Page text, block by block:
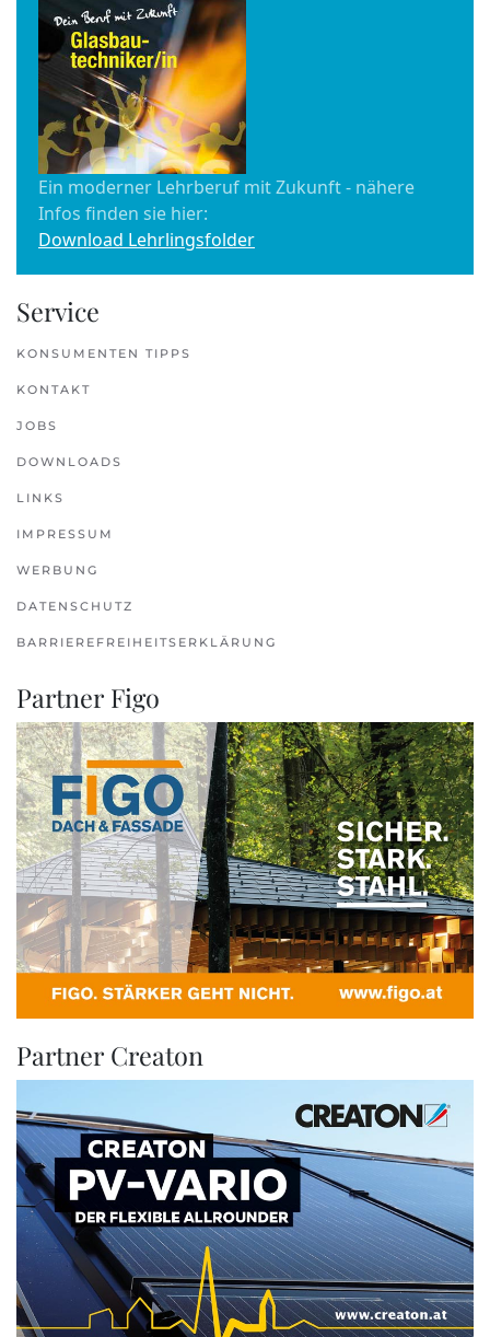
Ein moderner Lehrberuf mit Zukunft - nähere
Infos finden sie hier:
Download Lehrlingsfolder
Service
KONSUMENTEN TIPPS
KONTAKT
JOBS
DOWNLOADS
LINKS
IMPRESSUM
WERBUNG
DATENSCHUTZ
BARRIEREFREIHEITSERKLÄRUNG
Partner Figo
Partner Creaton